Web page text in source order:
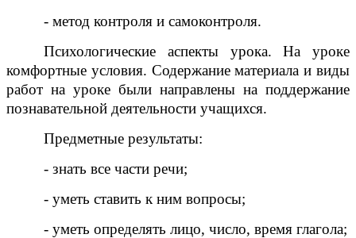
- метод контроля и самоконтроля.
Психологические аспекты урока. На уроке
комфортные условия. Содержание материала и виды
работ на уроке были направлены на поддержание
познавательной деятельности учащихся.
Предметные результаты:
- знать все части речи;
- уметь ставить к ним вопросы;
- уметь определять лицо, число, время глагола;